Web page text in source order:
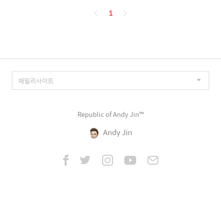
페
1
Republic of Andy Jin™
Andy Jin